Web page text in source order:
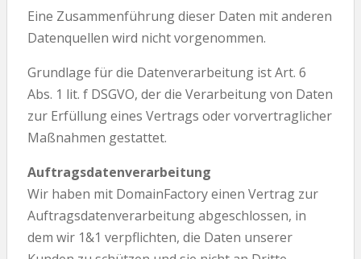
Eine Zusammenführung dieser Daten mit anderen
Datenquellen wird nicht vorgenommen.
Grundlage für die Datenverarbeitung ist Art. 6
Abs. 1 lit. f DSGVO, der die Verarbeitung von Daten
zur Erfüllung eines Vertrags oder vorvertraglicher
Maßnahmen gestattet.
Auftragsdatenverarbeitung
Wir haben mit DomainFactory einen Vertrag zur
Auftragsdatenverarbeitung abgeschlossen, in
dem wir 1&1 verpflichten, die Daten unserer